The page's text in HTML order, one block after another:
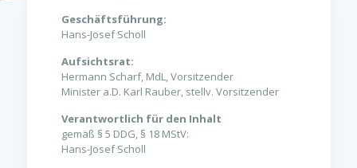
Geschäftsführung:
Hans-Josef Scholl
Aufsichtsrat:
Hermann Scharf, MdL, Vorsitzender
Minister a.D. Karl Rauber, stellv. Vorsitzender
Verantwortlich für den Inhalt
gemäß § 5 DDG, § 18 MStV:
Hans-Josef Scholl